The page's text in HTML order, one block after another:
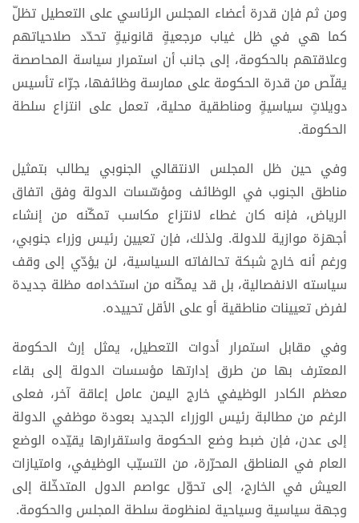
ومن ثم فإن قدرة أعضاء المجلس الرئاسي على التعطيل تظلّ
كما هي في ظل غياب مرجعيةٍ قانونيةٍ تحدّد صلاحياتهم
وعلاقتهم بالحكومة، إلى جانب أن استمرار سياسة المحاصصة
يقلّص من قدرة الحكومة على ممارسة وظائفها، جرّاء تأسيس
دويلاتٍ سياسيةٍ ومناطقية محلية، تعمل على انتزاع سلطة
الحكومة.
وفي حين ظل المجلس الانتقالي الجنوبي يطالب بتمثيل
مناطق الجنوب في الوظائف ومؤسّسات الدولة وفق اتفاق
الرياض، فإنه كان غطاء لانتزاع مكاسب تمكّنه من إنشاء
أجهزة موازية للدولة. ولذلك، فإن تعيين رئيس وزراء جنوبي،
ورغم أنه خارج شبكة تحالفاته السياسية، لن يؤدّي إلى وقف
سياسته الانفصالية، بل قد يمكّنه من استخدامه مظلة جديدة
لفرض تعيينات مناطقية أو على الأقل تحييده.
وفي مقابل استمرار أدوات التعطيل، يمثل إرث الحكومة
المعترف بها من طرق إدارتها مؤسسات الدولة إلى بقاء
معظم الكادر الوظيفي خارج اليمن عامل إعاقة آخر، فعلى
الرغم من مطالبة رئيس الوزراء الجديد بعودة موظفي الدولة
إلى عدن، فإن ضبط وضع الحكومة واستقرارها يقيّده الوضع
العام في المناطق المحرّرة، من التسيّب الوظيفي، وامتيازات
العيش في الخارج، إلى تحوّل عواصم الدول المتدخّلة إلى
وجهة سياسية وسياحية لمنظومة سلطة المجلس والحكومة.